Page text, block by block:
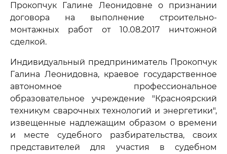
Прокопчук Галине Леонидовне о признании
договора на выполнение строительно-
монтажных работ от 10.08.2017 ничтожной
сделкой.
Индивидуальный предприниматель Прокопчук
Галина Леонидовна, краевое государственное
автономное профессиональное
образовательное учреждение "Красноярский
техникум сварочных технологий и энергетики",
извещенные надлежащим образом о времени
и месте судебного разбирательства, своих
представителей для участия в судебном